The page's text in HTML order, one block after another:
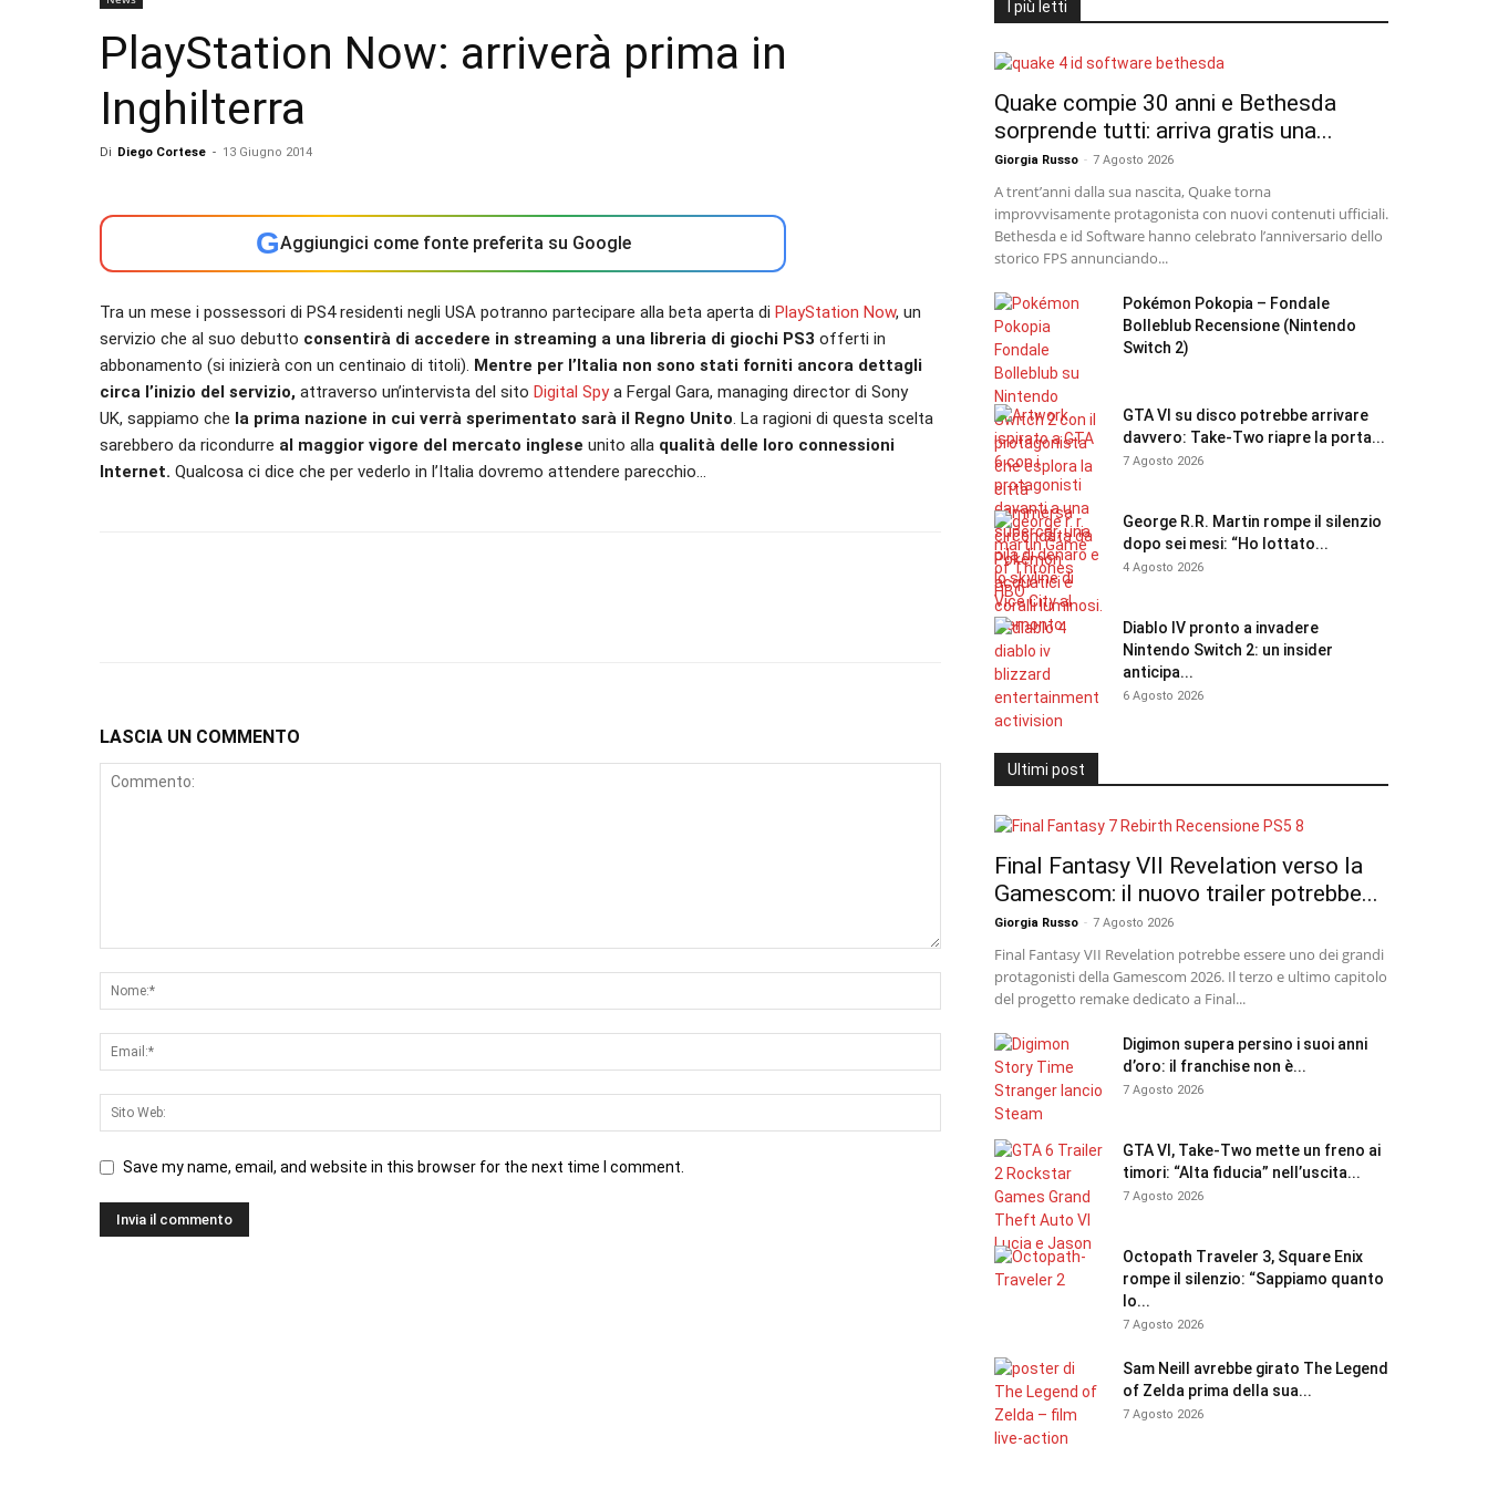
PlayStation Now: arriverà prima in
Inghilterra
Di Diego Cortese - 13 Giugno 2014
GAggiungici come fonte preferita su Google
Tra un mese i possessori di PS4 residenti negli USA potranno partecipare alla beta aperta di PlayStation Now, un
servizio che al suo debutto consentirà di accedere in streaming a una libreria di giochi PS3 offerti in
abbonamento (si inizierà con un centinaio di titoli). Mentre per l’Italia non sono stati forniti ancora dettagli
circa l’inizio del servizio, attraverso un’intervista del sito Digital Spya Fergal Gara, managing director di Sony
UK, sappiamo che la prima nazione in cui verrà sperimentato sarà il Regno Unito. La ragioni di questa scelta
sarebbero da ricondurre al maggior vigore del mercato inglese unito alla qualità delle loro connessioni
Internet. Qualcosa ci dice che per vederlo in l’Italia dovremo attendere parecchio…
LASCIA UN COMMENTO
Save my name, email, and website in this browser for the next time I comment.
I più letti
Quake compie 30 anni e Bethesda
sorprende tutti: arriva gratis una...
Giorgia Russo - 7 Agosto 2026
A trent’anni dalla sua nascita, Quake torna
improvvisamente protagonista con nuovi contenuti ufficiali.
Bethesda e id Software hanno celebrato l’anniversario dello
storico FPS annunciando...
Pokémon Pokopia – Fondale
Bolleblub Recensione (Nintendo
Switch 2)
GTA VI su disco potrebbe arrivare
davvero: Take-Two riapre la porta...
7 Agosto 2026
George R.R. Martin rompe il silenzio
dopo sei mesi: “Ho lottato...
4 Agosto 2026
Diablo IV pronto a invadere
Nintendo Switch 2: un insider
anticipa...
6 Agosto 2026
Ultimi post
Final Fantasy VII Revelation verso la
Gamescom: il nuovo trailer potrebbe...
Giorgia Russo - 7 Agosto 2026
Final Fantasy VII Revelation potrebbe essere uno dei grandi
protagonisti della Gamescom 2026. Il terzo e ultimo capitolo
del progetto remake dedicato a Final...
Digimon supera persino i suoi anni
d’oro: il franchise non è...
7 Agosto 2026
GTA VI, Take-Two mette un freno ai
timori: “Alta fiducia” nell’uscita...
7 Agosto 2026
Octopath Traveler 3, Square Enix
rompe il silenzio: “Sappiamo quanto
lo...
7 Agosto 2026
Sam Neill avrebbe girato The Legend
of Zelda prima della sua...
7 Agosto 2026